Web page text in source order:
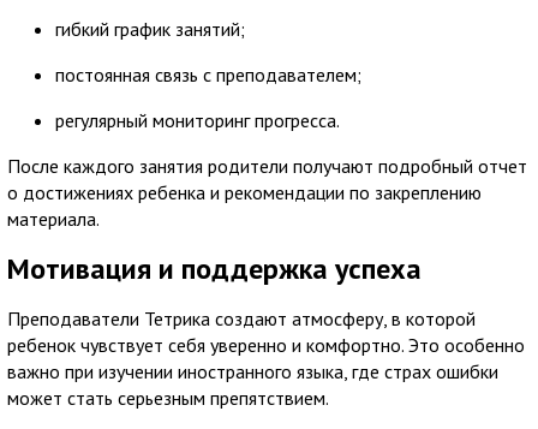
гибкий график занятий;
постоянная связь с преподавателем;
регулярный мониторинг прогресса.
После каждого занятия родители получают подробный отчет
о достижениях ребенка и рекомендации по закреплению
материала.
Мотивация и поддержка успеха
Преподаватели Тетрика создают атмосферу, в которой
ребенок чувствует себя уверенно и комфортно. Это особенно
важно при изучении иностранного языка, где страх ошибки
может стать серьезным препятствием.